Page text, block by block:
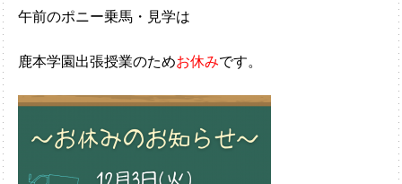
午前のポニー乗馬・見学は
鹿本学園出張授業のためお休みです。